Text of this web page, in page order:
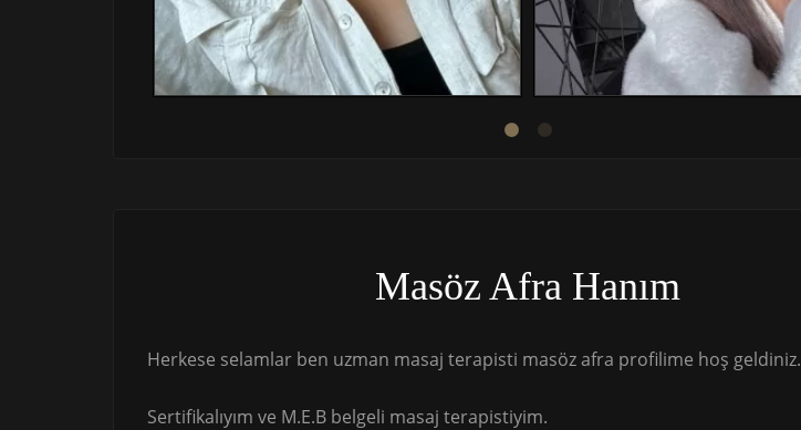
Masöz Afra Hanım
Herkese selamlar ben uzman masaj terapisti masöz afra profilime hoş geldiniz.
Sertifikalıyım ve M.E.B belgeli masaj terapistiyim.